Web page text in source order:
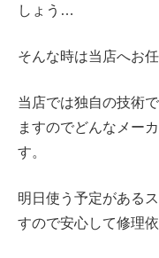
しょう…
そんな時は当店へお
当店では独自の技術
ますのでどんなメー
す。
明日使う予定がある
すので安心して修理